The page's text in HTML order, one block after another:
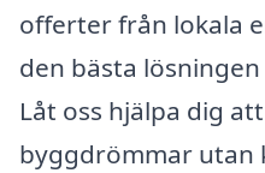
offerter från lokala
den bästa
Låt oss hjälpa dig
byggdrömmar utan